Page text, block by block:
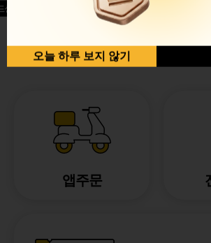
글윙
반반순살[레드+허니]
앱주문
오늘 하루 보지 않기